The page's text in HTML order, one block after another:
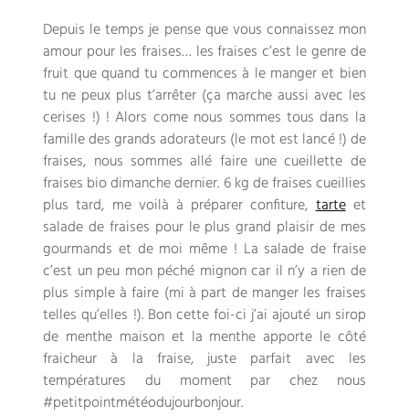
Depuis le temps je pense que vous connaissez mon
amour pour les fraises… les fraises c’est le genre de
fruit que quand tu commences à le manger et bien
tu ne peux plus t’arrêter (ça marche aussi avec les
cerises !) ! Alors come nous sommes tous dans la
famille des grands adorateurs (le mot est lancé !) de
fraises, nous sommes allé faire une cueillette de
fraises bio dimanche dernier. 6 kg de fraises cueillies
plus tard, me voilà à préparer confiture,tarteet
salade de fraises pour le plus grand plaisir de mes
gourmands et de moi même ! La salade de fraise
c’est un peu mon péché mignon car il n’y a rien de
plus simple à faire (mi à part de manger les fraises
telles qu’elles !). Bon cette foi-ci j’ai ajouté un sirop
de menthe maison et la menthe apporte le côté
fraicheur à la fraise, juste parfait avec les
températures du moment par chez nous
#petitpointmétéodujourbonjour.